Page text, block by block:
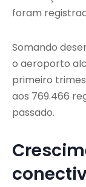
foram
Somando
o aeroporto
primeiro
aos 769.466
passado.